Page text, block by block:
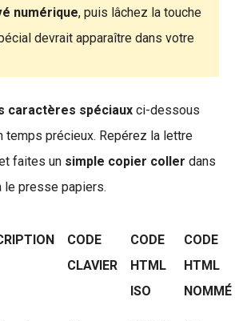
numérique, puis lâchez la touche
devrait apparaître dans votre
caractères spéciaux ci-dessous
temps précieux. Repérez la lettre
faites un simple copier coller dans
le presse papiers.
CODE
CLAVIER
CODE
HTML
ISO
CODE
HTML
NOMMÉ